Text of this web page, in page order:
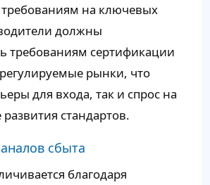
требованиям на ключевых
должны
требованиям сертификации
рынки, что
для входа, так и спрос на
стандартов.
сбыта
благодаря